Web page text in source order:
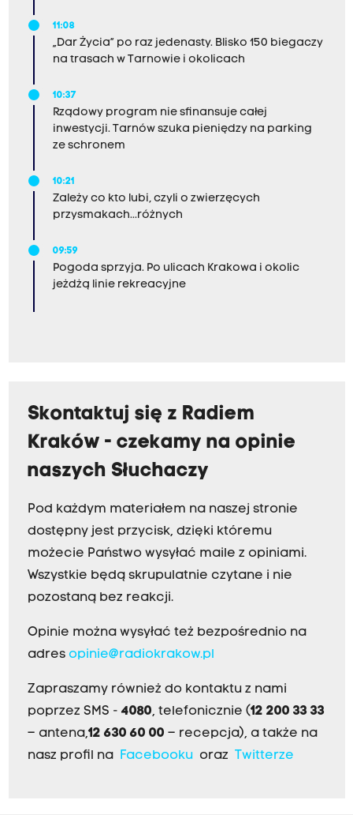
11:08
„Dar Życia” po raz jedenasty. Blisko 150 biegaczy
na trasach w Tarnowie i okolicach
10:37
Rządowy program nie sfinansuje całej
inwestycji. Tarnów szuka pieniędzy na parking
ze schronem
10:21
Zależy co kto lubi, czyli o zwierzęcych
przysmakach...różnych
09:59
Pogoda sprzyja. Po ulicach Krakowa i okolic
jeżdżą linie rekreacyjne
Skontaktuj się z Radiem
Kraków - czekamy na opinie
naszych Słuchaczy
Pod każdym materiałem na naszej stronie
dostępny jest przycisk, dzięki któremu
możecie Państwo wysyłać maile z opiniami.
Wszystkie będą skrupulatnie czytane i nie
pozostaną bez reakcji.
Opinie można wysyłać też bezpośrednio na
adres opinie@radiokrakow.pl
Zapraszamy również do kontaktu z nami
poprzez SMS - 4080, telefonicznie (12 200 33 33
– antena,12 630 60 00 – recepcja), a także na
nasz profil na Facebookuoraz Twitterze